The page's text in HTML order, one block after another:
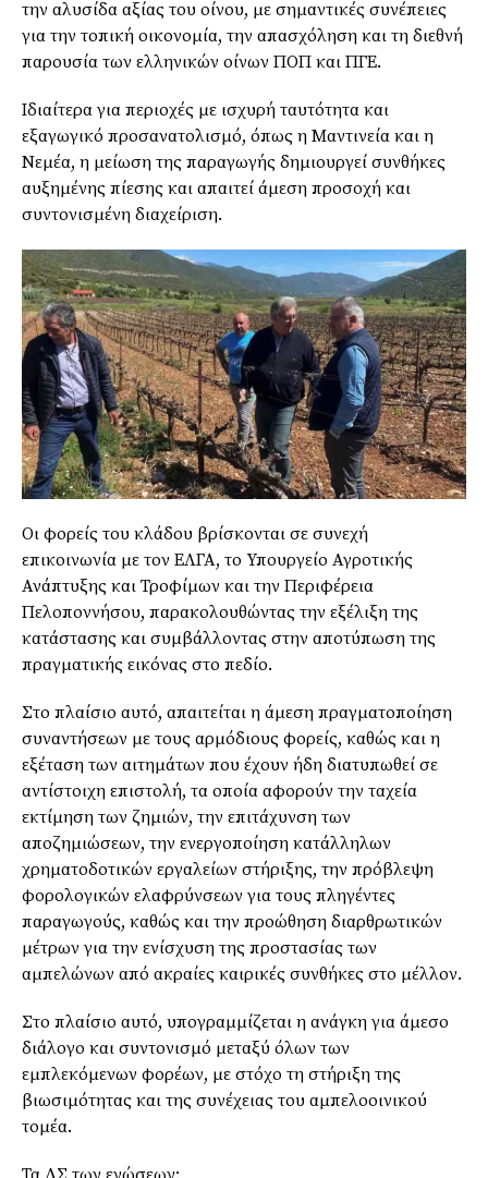
την αλυσίδα αξίας του οίνου, με σημαντικές συνέπειες
για την τοπική οικονομία, την απασχόληση και τη διεθνή
παρουσία των ελληνικών οίνων ΠΟΠ και ΠΓΕ.
Ιδιαίτερα για περιοχές με ισχυρή ταυτότητα και
εξαγωγικό προσανατολισμό, όπως η Μαντινεία και η
Νεμέα, η μείωση της παραγωγής δημιουργεί συνθήκες
αυξημένης πίεσης και απαιτεί άμεση προσοχή και
συντονισμένη διαχείριση.
Οι φορείς του κλάδου βρίσκονται σε συνεχή
επικοινωνία με τον ΕΛΓΑ, το Υπουργείο Αγροτικής
Ανάπτυξης και Τροφίμων και την Περιφέρεια
Πελοποννήσου, παρακολουθώντας την εξέλιξη της
κατάστασης και συμβάλλοντας στην αποτύπωση της
πραγματικής εικόνας στο πεδίο.
Στο πλαίσιο αυτό, απαιτείται η άμεση πραγματοποίηση
συναντήσεων με τους αρμόδιους φορείς, καθώς και η
εξέταση των αιτημάτων που έχουν ήδη διατυπωθεί σε
αντίστοιχη επιστολή, τα οποία αφορούν την ταχεία
εκτίμηση των ζημιών, την επιτάχυνση των
αποζημιώσεων, την ενεργοποίηση κατάλληλων
χρηματοδοτικών εργαλείων στήριξης, την πρόβλεψη
φορολογικών ελαφρύνσεων για τους πληγέντες
παραγωγούς, καθώς και την προώθηση διαρθρωτικών
μέτρων για την ενίσχυση της προστασίας των
αμπελώνων από ακραίες καιρικές συνθήκες στο μέλλον.
Στο πλαίσιο αυτό, υπογραμμίζεται η ανάγκη για άμεσο
διάλογο και συντονισμό μεταξύ όλων των
εμπλεκόμενων φορέων, με στόχο τη στήριξη της
βιωσιμότητας και της συνέχειας του αμπελοοινικού
τομέα.